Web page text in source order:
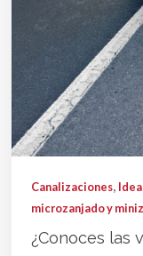
Canalizaciones,
microzanjado y
¿Conoces las